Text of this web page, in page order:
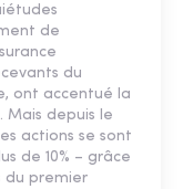
de
du
ont accentué la
Mais depuis le
actions se sont
de 10% – grâce
du premier